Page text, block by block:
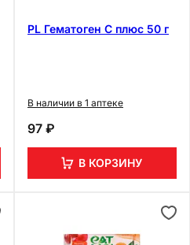
PL Гематоген С плюс 50 г
В наличии в 1 аптеке
97 ₽
В КОРЗИНУ